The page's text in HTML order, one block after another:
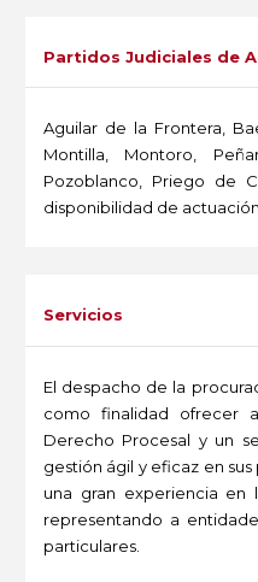
Partidos Judiciales de
Aguilar de la Frontera,
Montilla, Montoro,
Pozoblanco, Priego de
disponibilidad de
Servicios
El despacho de la
como finalidad ofrecer
Derecho Procesal y un
gestión ágil y eficaz en
una gran experiencia en
representando a
particulares.